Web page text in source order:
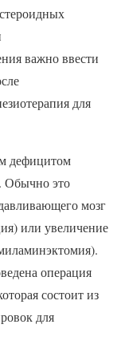
важно ввести
для
дефицитом
Обычно это
мозг
или увеличение
операция
состоит из
для